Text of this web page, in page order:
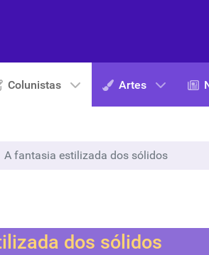
Colunistas Artes
A fantasia estilizada dos sólidos
dos sólidos